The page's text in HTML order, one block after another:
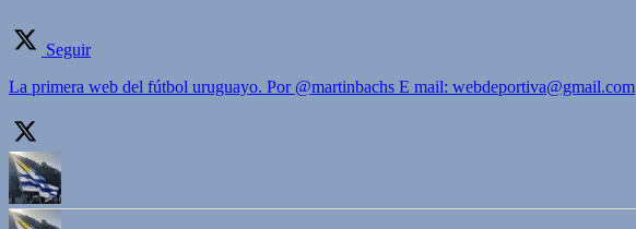
Seguir
La primera web del fútbol uruguayo. Por @martinbachs E mail: webdeportiva@gmail.com